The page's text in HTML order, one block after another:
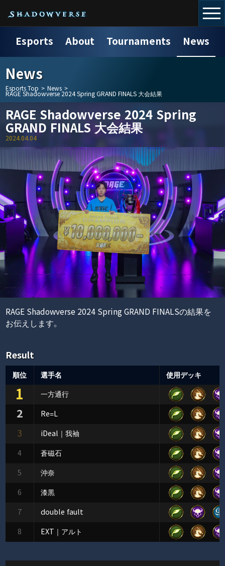
Esports About Tournaments News
News
Esports Top > News >
RAGE Shadowverse 2024 Spring GRAND FINALS 大会結果
RAGE Shadowverse 2024 Spring
GRAND FINALS 大会結果
2024.04.04
RAGE Shadowverse 2024 Spring GRAND FINALSの結果を
お伝えします。
Result
順位 選手名 使用デッキ
1 一方通行
2 Re=L
3 iDeal｜我袖
4 蒼磁石
5 沖奈
6 漆黒
7 double fault
8 EXT｜アルト